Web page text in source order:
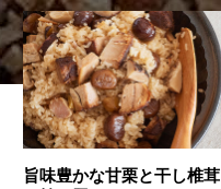
旨味豊かな甘栗と干し椎茸